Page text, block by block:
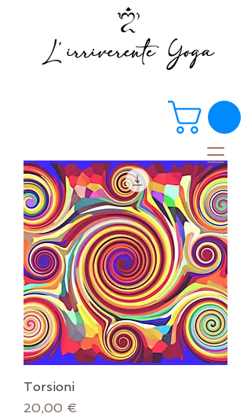
Torsioni
Prezzo
20,00 €